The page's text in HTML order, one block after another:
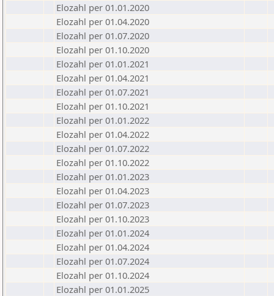
Elozahl per 01.01.2020
Elozahl per 01.04.2020
Elozahl per 01.07.2020
Elozahl per 01.10.2020
Elozahl per 01.01.2021
Elozahl per 01.04.2021
Elozahl per 01.07.2021
Elozahl per 01.10.2021
Elozahl per 01.01.2022
Elozahl per 01.04.2022
Elozahl per 01.07.2022
Elozahl per 01.10.2022
Elozahl per 01.01.2023
Elozahl per 01.04.2023
Elozahl per 01.07.2023
Elozahl per 01.10.2023
Elozahl per 01.01.2024
Elozahl per 01.04.2024
Elozahl per 01.07.2024
Elozahl per 01.10.2024
Elozahl per 01.01.2025